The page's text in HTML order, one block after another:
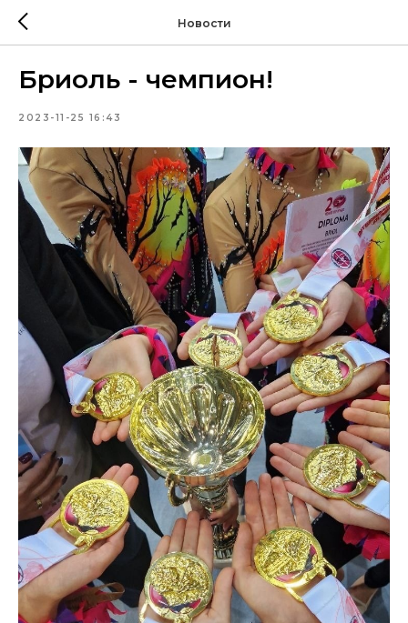
Новости
Бриоль - чемпион!
2023-11-25 16:43